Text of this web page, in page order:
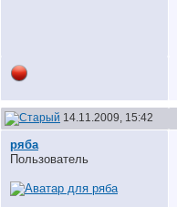
14.11.2009, 15:42
ряба
Пользователь